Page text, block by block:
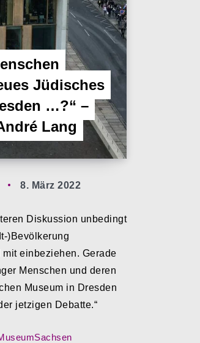
Jüdisches
…?“ –
Lang
8. März 2022
Diskussion unbedingt
)Bevölkerung
einbeziehen. Gerade
Menschen und deren
Museum in Dresden
jetzigen Debatte.“